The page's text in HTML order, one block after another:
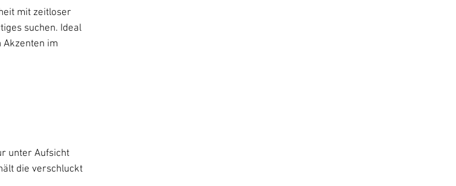
mit zeitloser
suchen. Ideal
Akzenten im
unter Aufsicht
die verschluckt